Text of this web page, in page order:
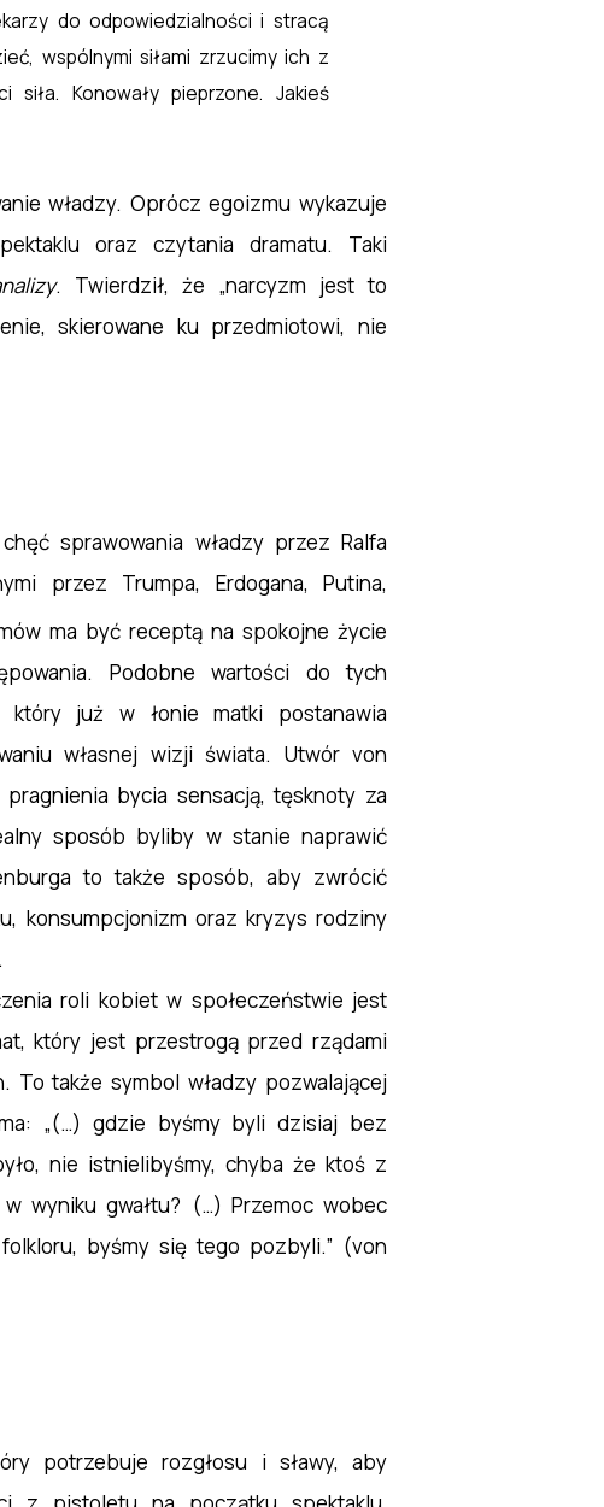
do odpowiedzialności i stracą
wspólnymi siłami zrzucimy ich z
Konowały pieprzone. Jakieś
władzy. Oprócz egoizmu wykazuje
oraz czytania dramatu. Taki
. Twierdził, że „narcyzm jest to
skierowane ku przedmiotowi, nie
sprawowania władzy przez Ralfa
przez Trumpa, Erdogana, Putina,
ma być receptą na spokojne życie
Podobne wartości do tych
który już w łonie matki postanawia
własnej wizji świata. Utwór von
bycia sensacją, tęsknoty za
sposób byliby w stanie naprawić
to także sposób, aby zwrócić
konsumpcjonizm oraz kryzys rodziny
roli kobiet w społeczeństwie jest
który jest przestrogą przed rządami
To także symbol władzy pozwalającej
„(…) gdzie byśmy byli dzisiaj bez
nie istnielibyśmy, chyba że ktoś z
wyniku gwałtu? (…) Przemoc wobec
byśmy się tego pozbyli.” (von
potrzebuje rozgłosu i sławy, aby